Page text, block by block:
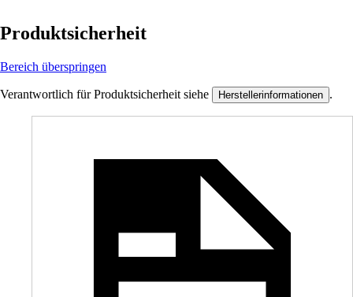
Produktsicherheit
Bereich überspringen
Verantwortlich für Produktsicherheit siehe Herstellerinformationen .